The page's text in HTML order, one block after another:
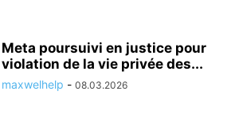
Meta poursuivi en justice pour
violation de la vie privée des...
maxwelhelp - 08.03.2026